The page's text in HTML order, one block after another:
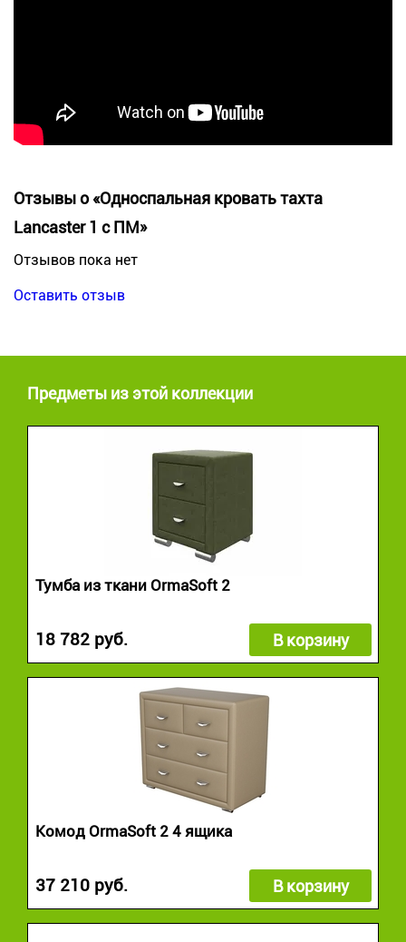
Отзывы о «Односпальная кровать тахта
Lancaster 1 с ПМ»
Отзывов пока нет
Оставить отзыв
Предметы из этой коллекции
Тумба из ткани OrmaSoft 2
18 782 руб. В корзину
Комод OrmaSoft 2 4 ящика
37 210 руб. В корзину